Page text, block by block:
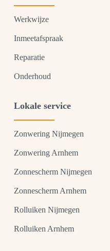
Werkwijze
Inmeetafspraak
Reparatie
Onderhoud
Lokale service
Zonwering Nijmegen
Zonwering Arnhem
Zonnescherm Nijmegen
Zonnescherm Arnhem
Rolluiken Nijmegen
Rolluiken Arnhem